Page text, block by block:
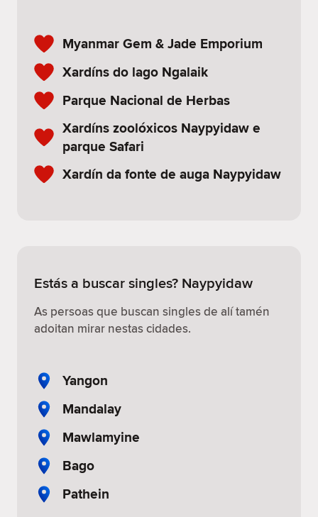
Myanmar Gem & Jade Emporium
Xardíns do lago Ngalaik
Parque Nacional de Herbas
Xardíns zoolóxicos Naypyidaw e
parque Safari
Xardín da fonte de auga Naypyidaw
Estás a buscar singles? Naypyidaw
As persoas que buscan singles de alí tamén
adoitan mirar nestas cidades.
Yangon
Mandalay
Mawlamyine
Bago
Pathein